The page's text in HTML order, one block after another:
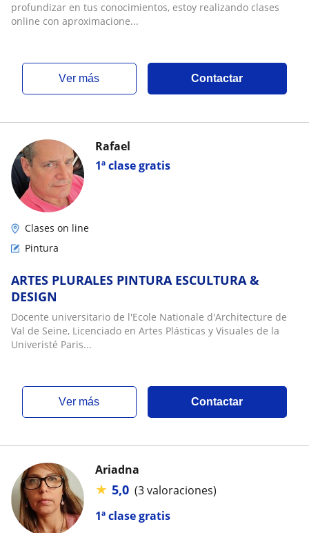
profundizar en tus conocimientos, estoy realizando clases
online con aproximacione...
ver más Contactar
1ª clase gratis
Rafael
Clases on line
Pintura
ARTES PLURALES PINTURA ESCULTURA &
DESIGN
Docente universitario de l'Ecole Nationale d'Architecture de
Val de Seine, Licenciado en Artes Plásticas y Visuales de la
Univeristé Paris...
ver más Contactar
1ª clase gratis
Ariadna
★ 5,0 (3 valoraciones)